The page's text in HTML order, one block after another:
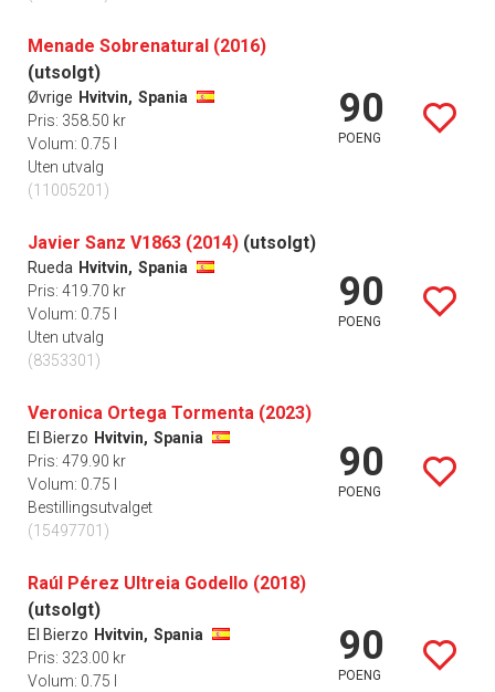
Menade Sobrenatural (2016)
(utsolgt)
Øvrige Hvitvin, Spania
Pris: 358.50 kr
Volum: 0.75 l
Uten utvalg
(11005201)
90
POENG
Javier Sanz V1863 (2014) (utsolgt)
Rueda Hvitvin, Spania
Pris: 419.70 kr
Volum: 0.75 l
Uten utvalg
(8353301)
90
POENG
Veronica Ortega Tormenta (2023)
El Bierzo Hvitvin, Spania
Pris: 479.90 kr
Volum: 0.75 l
Bestillingsutvalget
(15497701)
90
POENG
Raúl Pérez Ultreia Godello (2018)
(utsolgt)
El Bierzo Hvitvin, Spania
Pris: 323.00 kr
Volum: 0.75 l
90
POENG